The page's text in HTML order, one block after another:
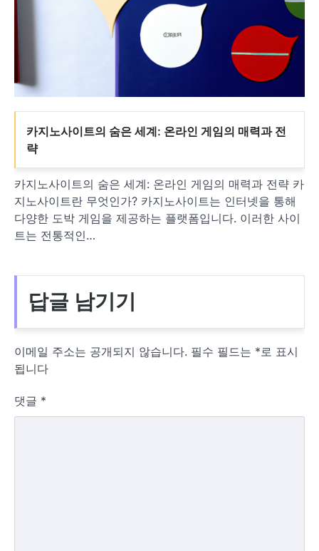
카지노사이트의 숨은 세계: 온라인 게임의 매력과 전
략
카지노사이트의 숨은 세계: 온라인 게임의 매력과 전략 카
지노사이트란 무엇인가? 카지노사이트는 인터넷을 통해
다양한 도박 게임을 제공하는 플랫폼입니다. 이러한 사이
트는 전통적인…
답글 남기기
이메일 주소는 공개되지 않습니다. 필수 필드는 * 로 표시
됩니다
댓글 *